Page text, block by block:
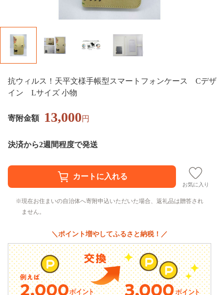
抗ウィルス！天平文様手帳型スマートフォンケース Cデザ
イン Lサイズ 小物
寄附金額 13,000円
決済から2週間程度で発送
お気に入り
現在お住まいの自治体へ寄附申込いただいた場合、返礼品は贈答され
ません。
＼ポイント増やしてふるさと納税！／